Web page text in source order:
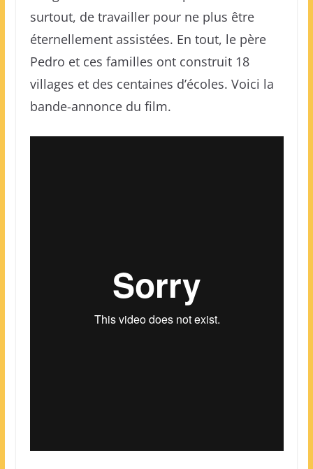
surtout, de travailler pour ne plus être
éternellement assistées. En tout, le père
Pedro et ces familles ont construit 18
villages et des centaines d’écoles. Voici la
bande-annonce du film.